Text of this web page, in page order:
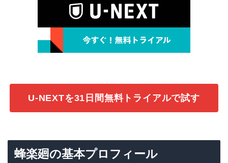
U-NEXTを31日間無料トライアルで試す
蜂楽廻の基本プロフィール